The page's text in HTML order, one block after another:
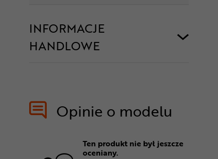
INFORMACJE
HANDLOWE
Opinie o modelu
Ten produkt nie był jeszcze
oceniany.